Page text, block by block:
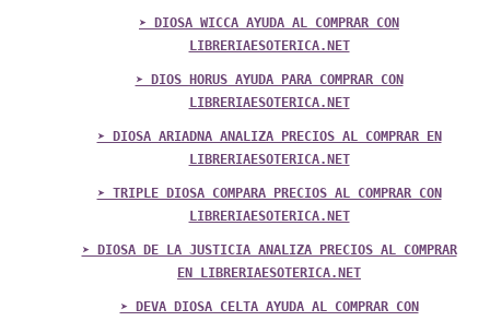
➤ DIOSA WICCA AYUDA AL COMPRAR CON
LIBRERIAESOTERICA.NET
➤ DIOS HORUS AYUDA PARA COMPRAR CON
LIBRERIAESOTERICA.NET
➤ DIOSA ARIADNA ANALIZA PRECIOS AL COMPRAR EN
LIBRERIAESOTERICA.NET
➤ TRIPLE DIOSA COMPARA PRECIOS AL COMPRAR CON
LIBRERIAESOTERICA.NET
➤ DIOSA DE LA JUSTICIA ANALIZA PRECIOS AL COMPRAR
EN LIBRERIAESOTERICA.NET
➤ DEVA DIOSA CELTA AYUDA AL COMPRAR CON